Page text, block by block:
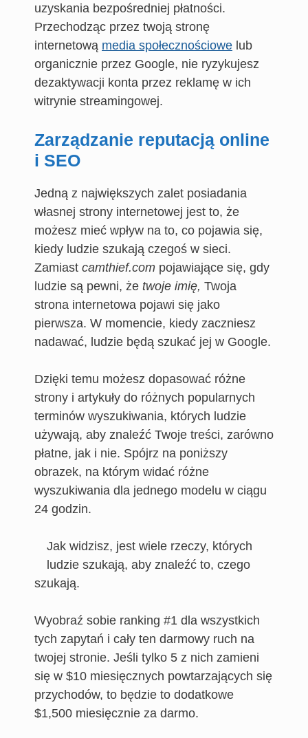
uzyskania bezpośredniej płatności.
Przechodząc przez twoją stronę
internetową media społecznościowe lub
organicznie przez Google, nie ryzykujesz
dezaktywacji konta przez reklamę w ich
witrynie streamingowej.
Zarządzanie reputacją online
i SEO
Jedną z największych zalet posiadania
własnej strony internetowej jest to, że
możesz mieć wpływ na to, co pojawia się,
kiedy ludzie szukają czegoś w sieci.
Zamiast camthief.com pojawiające się, gdy
ludzie są pewni, że twoje imię, Twoja
strona internetowa pojawi się jako
pierwsza. W momencie, kiedy zaczniesz
nadawać, ludzie będą szukać jej w Google.
Dzięki temu możesz dopasować różne
strony i artykuły do różnych popularnych
terminów wyszukiwania, których ludzie
używają, aby znaleźć Twoje treści, zarówno
płatne, jak i nie. Spójrz na poniższy
obrazek, na którym widać różne
wyszukiwania dla jednego modelu w ciągu
24 godzin.
Jak widzisz, jest wiele rzeczy, których
ludzie szukają, aby znaleźć to, czego
szukają.
Wyobraź sobie ranking #1 dla wszystkich
tych zapytań i cały ten darmowy ruch na
twojej stronie. Jeśli tylko 5 z nich zamieni
się w $10 miesięcznych powtarzających się
przychodów, to będzie to dodatkowe
$1,500 miesięcznie za darmo.